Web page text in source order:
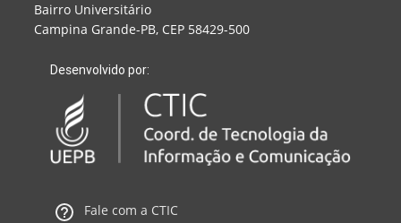
Bairro Universitário
Campina Grande-PB, CEP 58429-500
Desenvolvido por:
Fale com a CTIC